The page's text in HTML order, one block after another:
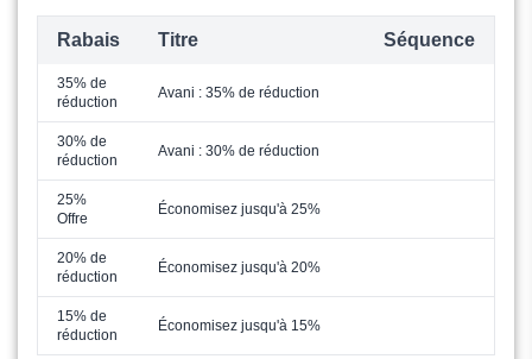
Rabais Titre Séquence
35% de
réduction
Avani : 35% de réduction
30% de
réduction
Avani : 30% de réduction
25%
Offre
Économisez jusqu'à 25%
20% de
réduction
Économisez jusqu'à 20%
15% de
réduction
Économisez jusqu'à 15%